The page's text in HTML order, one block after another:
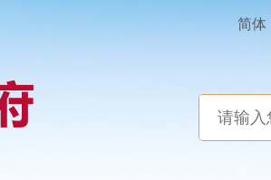
简体